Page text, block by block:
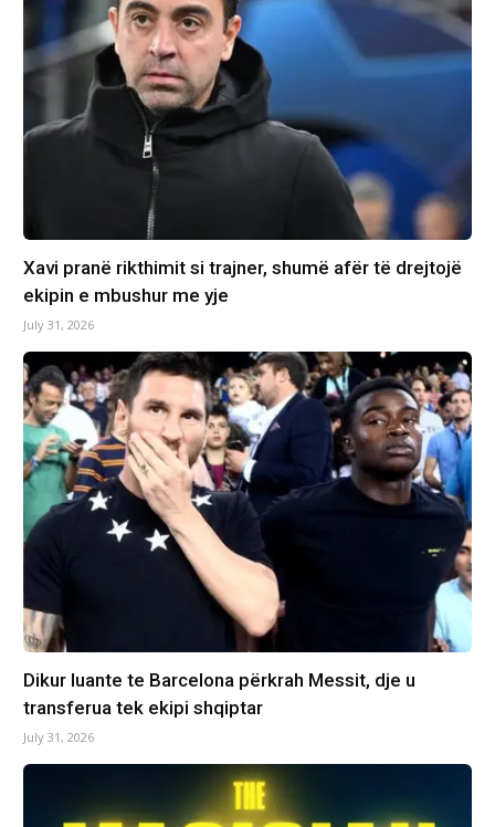
Xavi pranë rikthimit si trajner, shumë afër të drejtojë
ekipin e mbushur me yje
July 31, 2026
Dikur luante te Barcelona përkrah Messit, dje u
transferua tek ekipi shqiptar
July 31, 2026